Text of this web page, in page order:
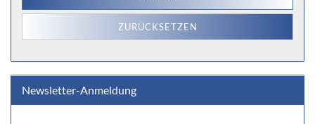
ZURÜCKSETZEN
Newsletter-Anmeldung